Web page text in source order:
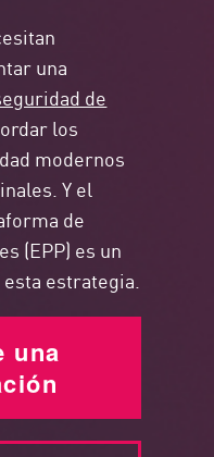
una
de
los
modernos
Y el
de
(EPP) es un
estrategia.
una